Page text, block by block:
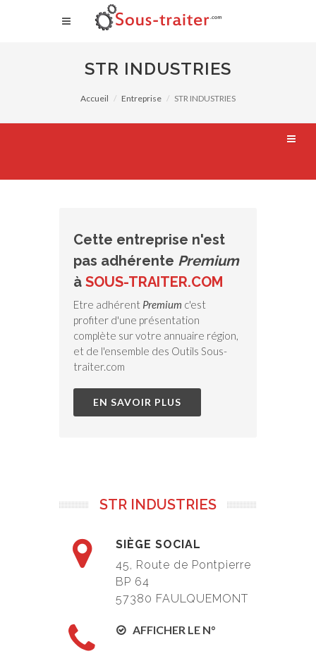
STR INDUSTRIES
Accueil Entreprise STR INDUSTRIES
Cette entreprise n'est
pas adhérente Premium
à SOUS-TRAITER.COM
Etre adhérent Premium c'est
profiter d'une présentation
complète sur votre annuaire région,
et de l'ensemble des Outils Sous-
traiter.com
EN SAVOIR PLUS
STR INDUSTRIES
SIÈGE SOCIAL
45, Route de Pontpierre
BP 64
57380 FAULQUEMONT
AFFICHER LE N°